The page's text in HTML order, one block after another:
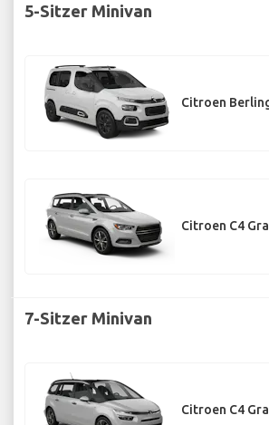
5-Sitzer Minivan
Citroen
Citroen C4
7-Sitzer Minivan
Citroen C4